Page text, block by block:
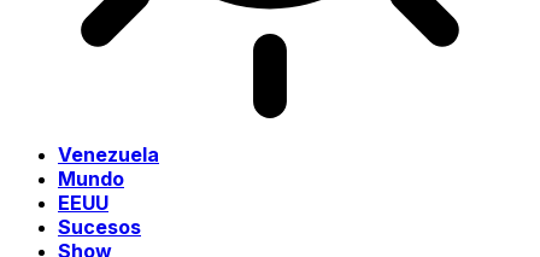
Venezuela
Mundo
EEUU
Sucesos
Show